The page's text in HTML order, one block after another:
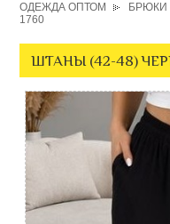
ОДЕЖДА ОПТОМ
БРЮКИ
1760
ШТАНЫ (42-48)